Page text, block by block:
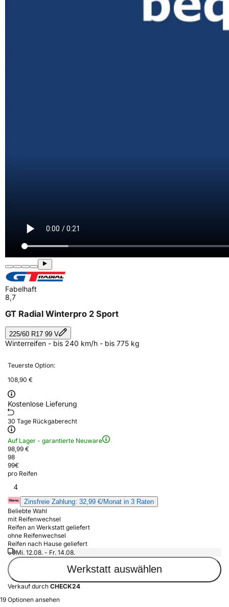
Fabelhaft
8,7
GT Radial Winterpro 2 Sport
225/60 R17 99 V
Winterreifen - bis 240 km/h - bis 775 kg
Teuerste Option:
108,90 €
Kostenlose Lieferung
30 Tage Rückgaberecht
Auf Lager - garantierte Neuware
98,99 €
98
99€
pro Reifen
4
Zinsfreie Zahlung: 32,99 €/Monat in 3 Raten
Beliebte Wahl
mit Reifenwechsel
Reifen an Werkstatt geliefert
ohne Reifenwechsel
Reifen nach Hause geliefert
Mi. 12.08. - Fr. 14.08.
Werkstatt auswählen
Verkauf durch CHECK24
19 Optionen ansehen